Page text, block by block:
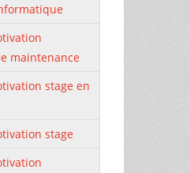
maintenance
stage en
stage